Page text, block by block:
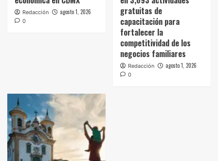
Redacción agosto 1, 2026
0
gratuitas de
capacitación para
fortalecer la
competitividad de los
negocios familiares
Redacción agosto 1, 2026
0